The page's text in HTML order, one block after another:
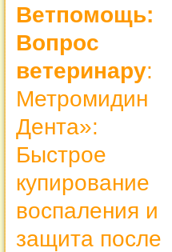
Ветпомощь:
Вопрос
ветеринару:
Метромидин
Дента»:
Быстрое
купирование
воспаления и
защита после